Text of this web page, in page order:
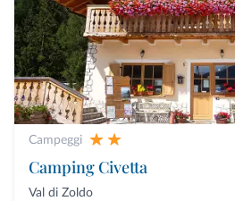
Campeggi
Camping Civetta
Val di Zoldo